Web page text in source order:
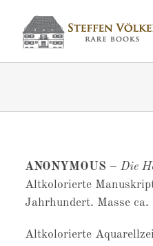
Inhalt
springen
ANONYMOUS – Die
Altkolorierte
Jahrhundert. Masse
Altkolorierte